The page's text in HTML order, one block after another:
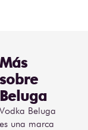
Beluga
una marca